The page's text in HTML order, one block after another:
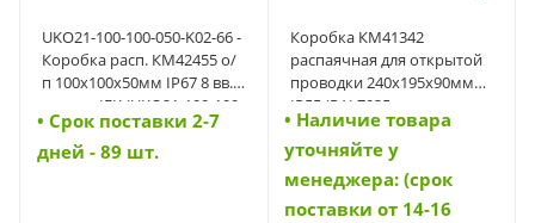
UKO21-100-100-050-K02-66 -
Коробка расп. КМ42455 о/
п 100х100х50мм IP67 8 вв.
черная IEK (UKO21-100-100-
050-K02-66)
• Cрок поставки 2-7
дней - 89 шт.
Коробка КМ41342
распаячная для открытой
проводки 240х195х90мм
IP55 (RAL7035 монтажная
плата кабельные вводы 5
шт) (UKO10-240-195-090-
K52-55) (UKO10-240-195-
090-K52-55)
• Наличие товара
уточняйте у
менеджера: (срок
поставки от 14-16